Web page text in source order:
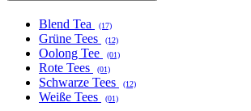
Blend Tea (17)
Grüne Tees (12)
Oolong Tee (01)
Rote Tees (01)
Schwarze Tees (12)
Weiße Tees (01)